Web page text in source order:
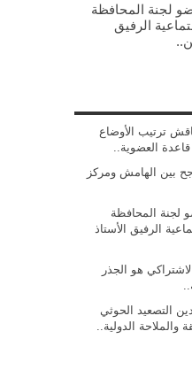
لجنة المحافظة
الرفيق
ترتيب الأوضاع
العضوية..
بين الهامش ومركز
لجنة المحافظة
الرفيق الأستاذ
هو الجذر
التصعيد الحوثي
والملاحة الدولية..